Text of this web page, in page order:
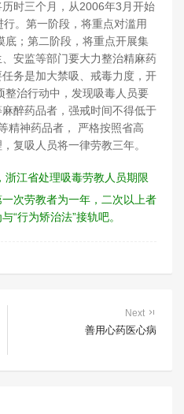
时三个月，从2006年3月开始
。第一阶段，将重点对滥用
底；第二阶段，将重点开展集
安监等部门要大力整治精麻药
务是加大禁吸、戒毒力度，开
整治行动中，发现吸毒人员要
醉药品者，强戒时间不得低于
精神药品者， 严格按照省高
复吸人员将一律劳教三年。
浙江省处理吸毒劳教人员期限
次劳教者为一年，二次以上者
“行为矫治法”接轨吧。
Next
善用心药医心病